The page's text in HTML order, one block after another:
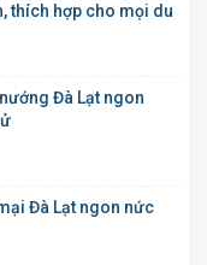
thích hợp cho mọi du
Đà Lạt ngon
Đà Lạt ngon nức